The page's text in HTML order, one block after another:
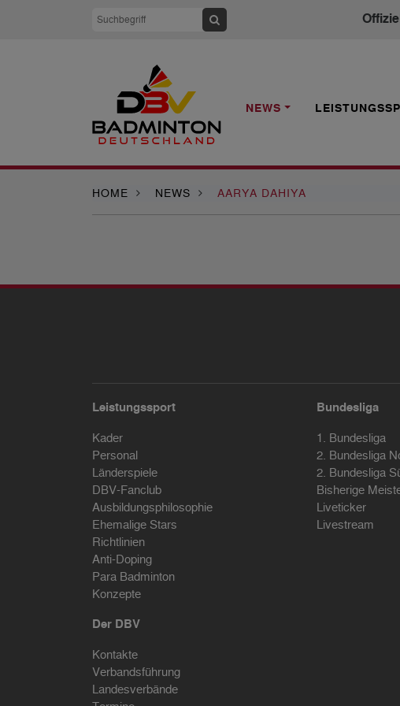
NEWS
HOME NEWS AARYA DAHIYA
Leistungssport
Kader
Personal
Länderspiele
DBV-Fanclub
Ausbildungsphilosophie
Ehemalige Stars
Richtlinien
Anti-Doping
Para Badminton
Konzepte
Bundesliga
1. Bundesliga
2. Bundesliga
2. Bundesliga
Bisherige
Liveticker
Livestream
Der DBV
Kontakte
Verbandsführung
Landesverbände